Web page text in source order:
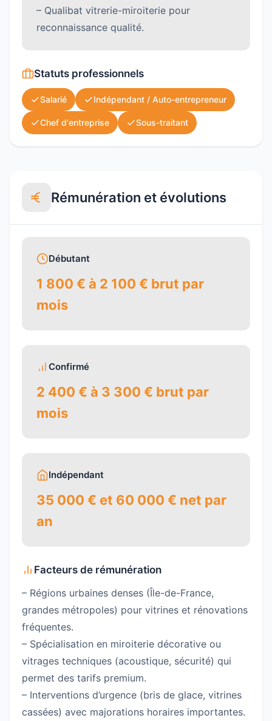
– Qualibat vitrerie-miroiterie pour
reconnaissance qualité.
Statuts professionnels
Salarié Indépendant / Auto-entrepreneur
Chef d'entreprise Sous-traitant
Rémunération et évolutions
Débutant
1 800 € à 2 100 € brut par
mois
Confirmé
2 400 € à 3 300 € brut par
mois
Indépendant
35 000 € et 60 000 € net par
an
Facteurs de rémunération
– Régions urbaines denses (Île-de-France,
grandes métropoles) pour vitrines et rénovations
fréquentes.
– Spécialisation en miroiterie décorative ou
vitrages techniques (acoustique, sécurité) qui
permet des tarifs premium.
– Interventions d’urgence (bris de glace, vitrines
cassées) avec majorations horaires importantes.